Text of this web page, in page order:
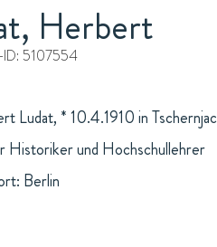
Herbert
5107554
Ludat, * 10.4.1910 in
Historiker und Hochschullehrer
Berlin